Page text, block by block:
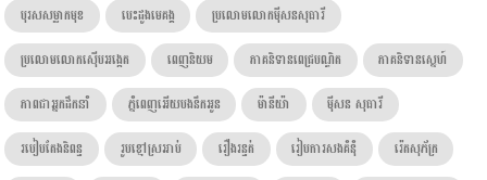
បុរសសម្លាកមុខ
បេះដូងមេគង្គ
ប្រលោមលោកម៉ីសនសុធារី
ប្រលោមលោកស៊ើបអង្កេត
ពេញនិយម ភាគនិទានពេជ្របណ្ឌិត
ភាគនិទានស្នេហ៍
ភាពជាអ្នកដឹកនាំ
ភ្នំពេញអើយបងនឹកអូន ម៉ានីយ៉ា
ម៉ីសន សុធារី
របៀបតែងនិពន្ធ
រូបខ្មៅស្រអាប់ រឿងរន្ធត់ រៀបការសងគំនុំ
រ៉េតសុភ័ក្រ